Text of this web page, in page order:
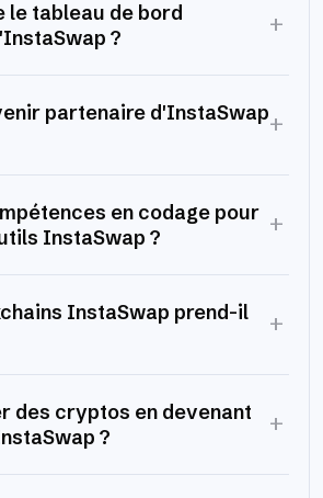
le tableau de bord
?
+
partenaire d'InstaSwap+
en codage pour
InstaSwap ?
+
InstaSwap prend-il
+
des cryptos en devenant
?
+